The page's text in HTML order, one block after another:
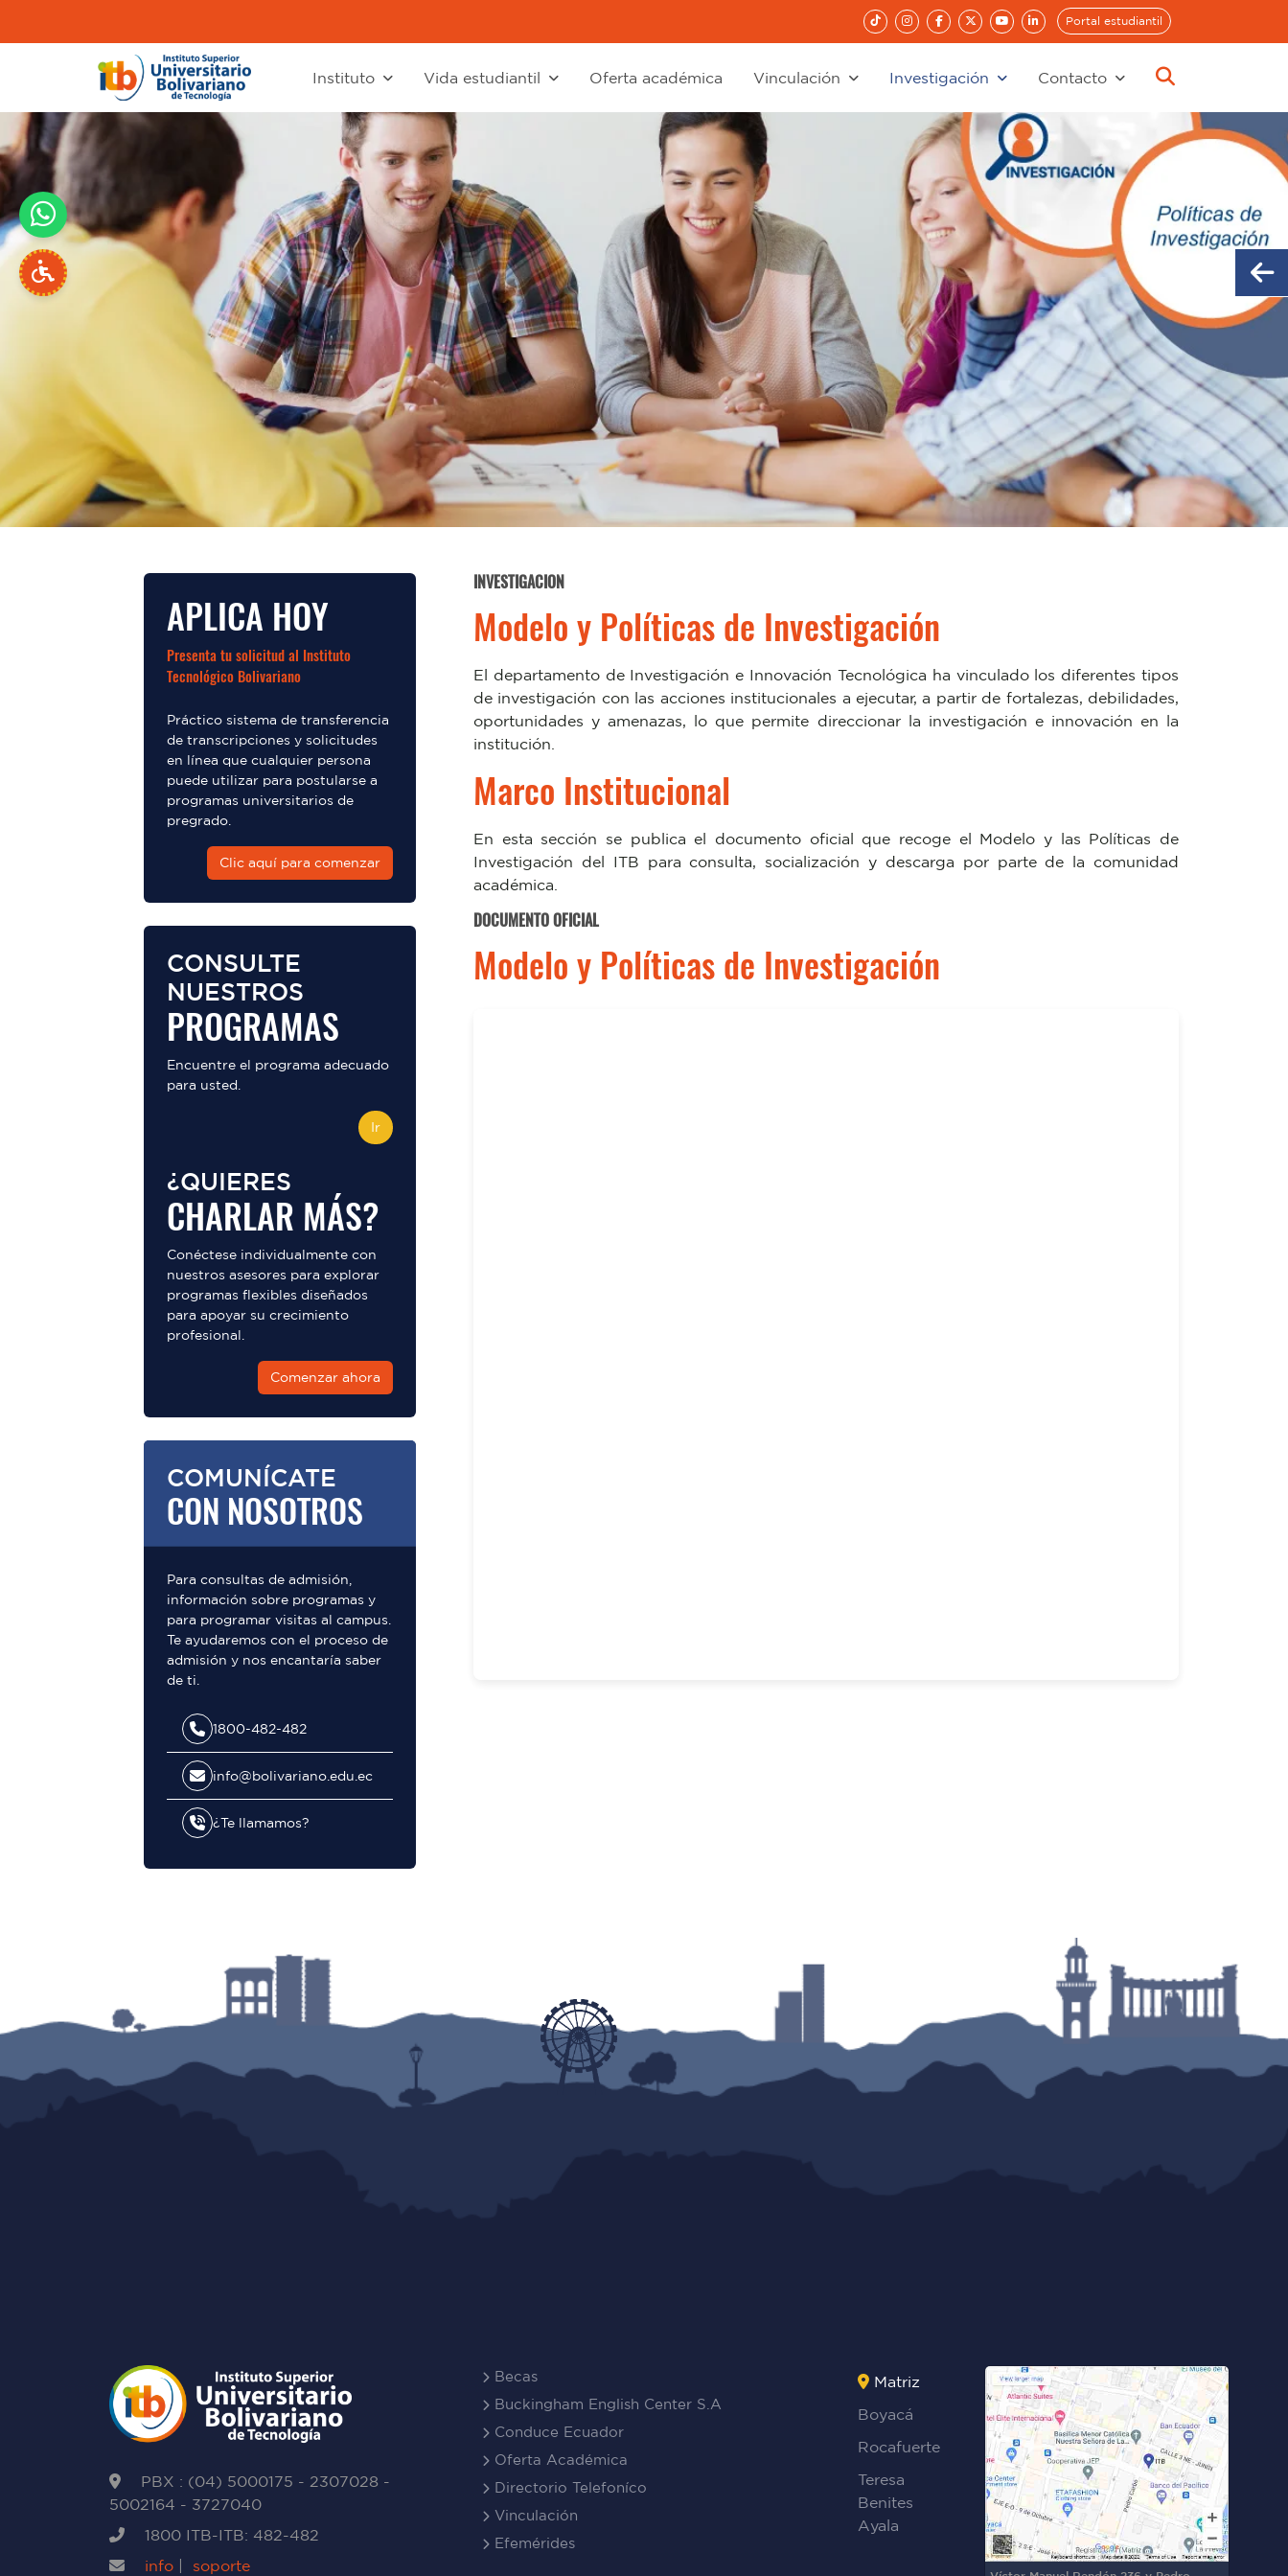
Portal estudiantil
Instituto Vida estudiantil Oferta académica Vinculación Investigación Contacto
APLICA HOY
Presenta tu solicitud al Instituto
Tecnológico Bolivariano
Práctico sistema de transferencia
de transcripciones y solicitudes
en línea que cualquier persona
puede utilizar para postularse a
programas universitarios de
pregrado.
Clic aquí para comenzar
CONSULTE
NUESTROS
PROGRAMAS
Encuentre el programa adecuado
para usted.
Ir
¿QUIERES
CHARLAR MÁS?
Conéctese individualmente con
nuestros asesores para explorar
programas flexibles diseñados
para apoyar su crecimiento
profesional.
Comenzar ahora
COMUNÍCATE
CON NOSOTROS
Para consultas de admisión,
información sobre programas y
para programar visitas al campus.
Te ayudaremos con el proceso de
admisión y nos encantaría saber
de ti.
1800-482-482
info@bolivariano.edu.ec
¿Te llamamos?
INVESTIGACION
Modelo y Políticas de Investigación
El departamento de Investigación e Innovación Tecnológica ha vinculado los diferentes tipos
de investigación con las acciones institucionales a ejecutar, a partir de fortalezas, debilidades,
oportunidades y amenazas, lo que permite direccionar la investigación e innovación en la
institución.
Marco Institucional
En esta sección se publica el documento oficial que recoge el Modelo y las Políticas de
Investigación del ITB para consulta, socialización y descarga por parte de la comunidad
académica.
DOCUMENTO OFICIAL
Modelo y Políticas de Investigación
PBX : (04) 5000175 - 2307028 -
5002164 - 3727040
1800 ITB-ITB: 482-482
info
soporte
Becas
Buckingham English Center S.A
Conduce Ecuador
Oferta Académica
Directorio Telefoníco
Vinculación
Efemérides
Matriz
Boyacá
Rocafuerte
Teresa
Benites
Ayala